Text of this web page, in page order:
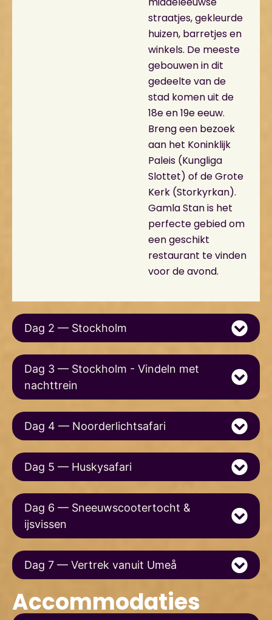
straatjes, gekleurde
huizen, barretjes en
winkels. De meeste
gebouwen in dit
gedeelte van de
stad komen uit de
18e en 19e eeuw.
Breng een bezoek
aan het Koninklijk
Paleis (Kungliga
Slottet) of de Grote
Kerk (Storkyrkan).
Gamla Stan is het
perfecte gebied om
een geschikt
restaurant te vinden
voor de avond.
Dag 2 — Stockholm
Dag 3 — Stockholm - Vindeln met
nachttrein
Dag 4 — Noorderlichtsafari
Dag 5 — Huskysafari
Dag 6 — Sneeuwscootertocht &
ijsvissen
Dag 7 — Vertrek vanuit Umeå
Accommodaties